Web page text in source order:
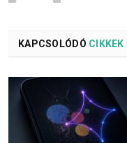
KAPCSOLÓDÓ CIKKEK